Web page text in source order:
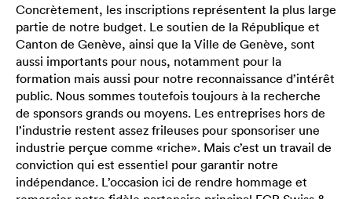
Concrètement, les inscriptions représentent la plus large
partie de notre budget. Le soutien de la République et
Canton de Genève, ainsi que la Ville de Genève, sont
aussi importants pour nous, notamment pour la
formation mais aussi pour notre reconnaissance d’intérêt
public. Nous sommes toutefois toujours à la recherche
de sponsors grands ou moyens. Les entreprises hors de
l’industrie restent assez frileuses pour sponsoriser une
industrie perçue comme «riche». Mais c’est un travail de
conviction qui est essentiel pour garantir notre
indépendance. L’occasion ici de rendre hommage et